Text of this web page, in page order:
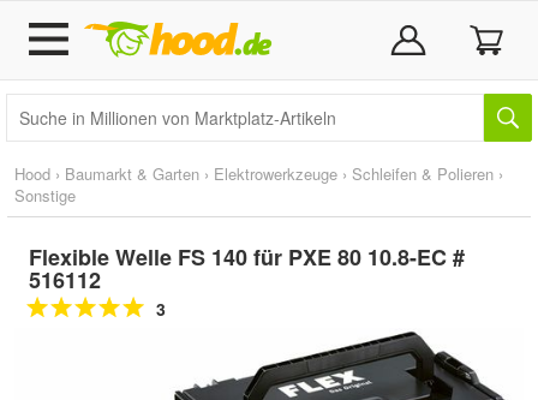
Hood › Baumarkt & Garten › Elektrowerkzeuge › Schleifen & Polieren ›
Sonstige
Flexible Welle FS 140 für PXE 80 10.8-EC #
516112
3